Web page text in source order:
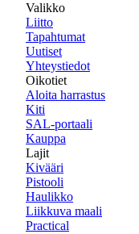
Valikko
Liitto
Tapahtumat
Uutiset
Yhteystiedot
Oikotiet
Aloita harrastus
Kiti
SAL-portaali
Kauppa
Lajit
Kivääri
Pistooli
Haulikko
Liikkuva maali
Practical